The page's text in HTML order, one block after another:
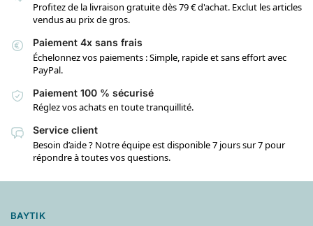
Profitez de la livraison gratuite dès 79 € d'achat. Exclut les articles
vendus au prix de gros.
Paiement 4x sans frais
Échelonnez vos paiements : Simple, rapide et sans effort avec
PayPal.
Paiement 100 % sécurisé
Réglez vos achats en toute tranquillité.
Service client
Besoin d’aide ? Notre équipe est disponible 7 jours sur 7 pour
répondre à toutes vos questions.
BAYTIK